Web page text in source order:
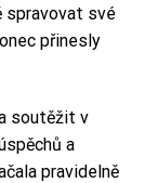
spravovat své
přinesly
soutěžit v
a
pravidelně